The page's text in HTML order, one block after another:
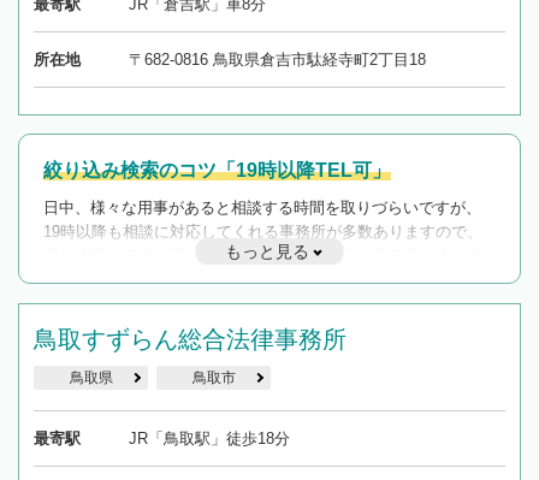
最寄駅 JR「倉吉駅」車8分
所在地 〒682-0816 鳥取県倉吉市駄経寺町2丁目18
絞り込み検索のコツ「19時以降TEL可」
日中、様々な用事があると相談する時間を取りづらいですが、
19時以降も相談に対応してくれる事務所が多数ありますので、
遅い時間の相談が増えそうな場合はそのような事務所に絞り込
んで検索してみましょう。
を加えて再検索
もっと見る
鳥取すずらん総合法律事務所
鳥取県 鳥取市
最寄駅 JR「鳥取駅」徒歩18分